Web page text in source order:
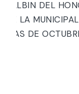
BALBIN DEL
DE LA
DÍAS DE